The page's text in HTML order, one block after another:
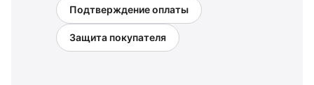
Подтверждение оплаты
Защита покупателя